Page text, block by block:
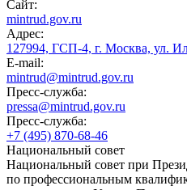
Сайт:
mintrud.gov.ru
Адрес:
127994, ГСП-4, г. Москва, ул.
E-mail:
mintrud@mintrud.gov.ru
Пресс-служба:
pressa@mintrud.gov.ru
Пресс-служба:
+7 (495) 870-68-46
Национальный совет
Национальный совет при
по профессиональным